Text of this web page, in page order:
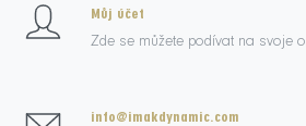
Můj účet
Zde se můžete podívat na svoje
info@imakdynamic.com